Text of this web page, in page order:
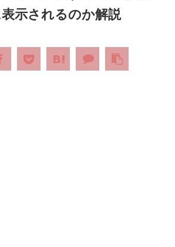
示されるのか解説